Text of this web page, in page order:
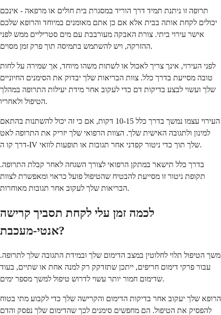
תרופה זו ניתנת תמיד דרך הוריד במסגרת בית חולים או מרפאה - אינכם
יכולים לקחת אותה בבית אלא אם כן אתם מאומנים במיוחד והרופא שלכם
אישר עירוי ביתי. צורת האבקה מעורבבת עם מים סטריליים ממש לפני
ההזרקה, ויש להשתמש בתמיסה תוך פרק זמן מסוים.
לפני העירוי, אינך צריך לאכול או לשתות משהו מיוחד, אך שמירה על לחות
טובה מסייעת בדרך כלל. צוות הבריאות שלך יבדוק את הסימנים החיוניים
שלך ועשוי לבצע בדיקות דם כדי לעקוב אחר מידת יעילות התרופה במהלך
הטיפול ולאחריו.
העירוי עצמו נמשך בדרך כלל 10-15 דקות, אם כי זה יכול להשתנות בהתאם
למינון ולתגובה האישית שלך. הצוות הרפואי שלך יזריק את התרופה לאט
דרך קו ה-IV שלך תוך כדי ניטור קפדני אחר תגובות או תופעות לוואי.
בדרך כלל תישאר במתקן הרפואי לצורך השגחה לאחר קבלת התרופה.
תקופת ניטור זו מסייעת להבטיח שהטיפול פועל כראוי ומאפשרת לצוות
הבריאות שלך לעקוב אחר תגובות מאוחרות.
לכמה זמן עלי לקחת תסביך קרישה
אנטי-מעכבת?
משך הטיפול תלוי לחלוטין במצב הדימום שלך ובמידת התגובה שלך לתרופה.
עבור פרקי דימום חריפים, ייתכן שתזדקק רק למנה אחת או שתיים, בעוד
שדימום חמור יותר עשוי לדרוש טיפול למשך מספר ימים.
הרופא שלך יעקוב אחר בדיקות הדימום והקרישה שלך כדי לקבוע מתי בטוח
להפסיק את הטיפול. הם מחפשים סימנים לכך שהדימום שלך נפסק והדם